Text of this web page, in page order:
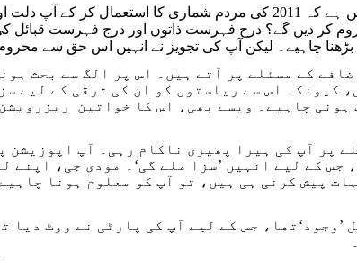
اس کے علاوہ، منو وادی نظریہ واضح ہے۔ کیا یہ سچ نہیں ہے کہ 2011 کی مردم شماری
چاہیے۔ لیکن آپ کی تجویز نے انہیں اس حق سے محروم
کے مسئلے پر آتے ہیں۔ اس پر الگ سے بحث
کیونکہ اس سے ریاستوں کو ان کی ترقی کے لیے
چاہیے۔ ویسے بھی، اس کا خواتین
پر آپ کی ہیرا پھیری ناکام رہی۔ آپ اپوزیشن
جس کے لیے انہیں ’سزا ملے گی‘۔ مودی جی، اپنے
پیش کرنی ہی ہیں، تو آپ کو معلوم ہونا
مکمل ’وجود‘تھا، جس کے لیے آپ کی پارٹی نے ووٹ